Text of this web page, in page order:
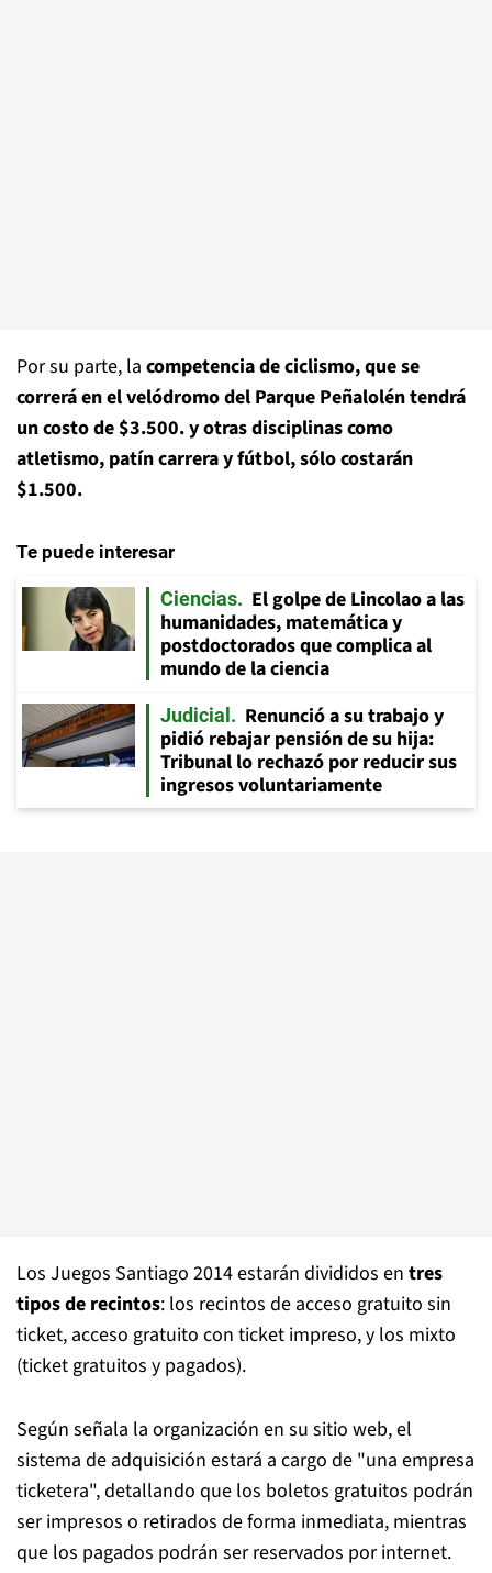
Por su parte, la competencia de ciclismo, que se
correrá en el velódromo del Parque Peñalolén tendrá
un costo de $3.500. y otras disciplinas como
atletismo, patín carrera y fútbol, sólo costarán
$1.500.
Te puede interesar
Ciencias
El golpe de Lincolao a las
humanidades, matemática y
postdoctorados que complica al
mundo de la ciencia
Judicial
Renunció a su trabajo y
pidió rebajar pensión de su hija:
Tribunal lo rechazó por reducir sus
ingresos voluntariamente
Los Juegos Santiago 2014 estarán divididos en tres
tipos de recintos: los recintos de acceso gratuito sin
ticket, acceso gratuito con ticket impreso, y los mixto
(ticket gratuitos y pagados).
Según señala la organización en su sitio web, el
sistema de adquisición estará a cargo de "una empresa
ticketera", detallando que los boletos gratuitos podrán
ser impresos o retirados de forma inmediata, mientras
que los pagados podrán ser reservados por internet.